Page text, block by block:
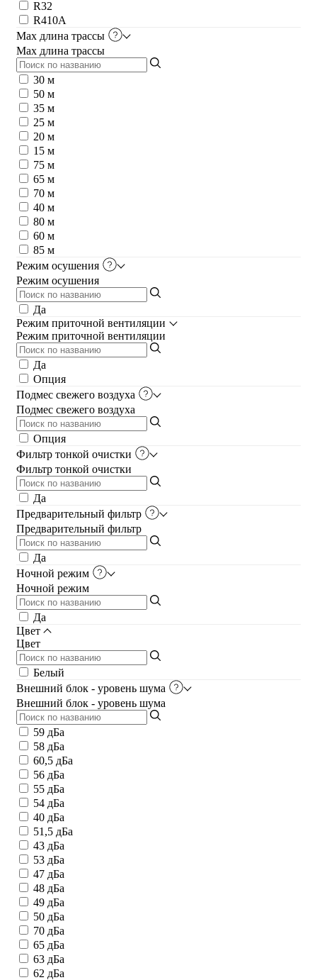
R32
R410A
Max длина трассы
Max длина трассы
30 м
50 м
35 м
25 м
20 м
15 м
75 м
65 м
70 м
40 м
80 м
60 м
85 м
Режим осушения
Режим осушения
Да
Режим приточной вентиляции
Режим приточной вентиляции
Да
Опция
Подмес свежего воздуха
Подмес свежего воздуха
Опция
Фильтр тонкой очистки
Фильтр тонкой очистки
Да
Предварительный фильтр
Предварительный фильтр
Да
Ночной режим
Ночной режим
Да
Цвет
Цвет
Белый
Внешний блок - уровень шума
Внешний блок - уровень шума
59 дБа
58 дБа
60,5 дБа
56 дБа
55 дБа
54 дБа
40 дБа
51,5 дБа
43 дБа
53 дБа
47 дБа
48 дБа
49 дБа
50 дБа
70 дБа
65 дБа
63 дБа
62 дБа